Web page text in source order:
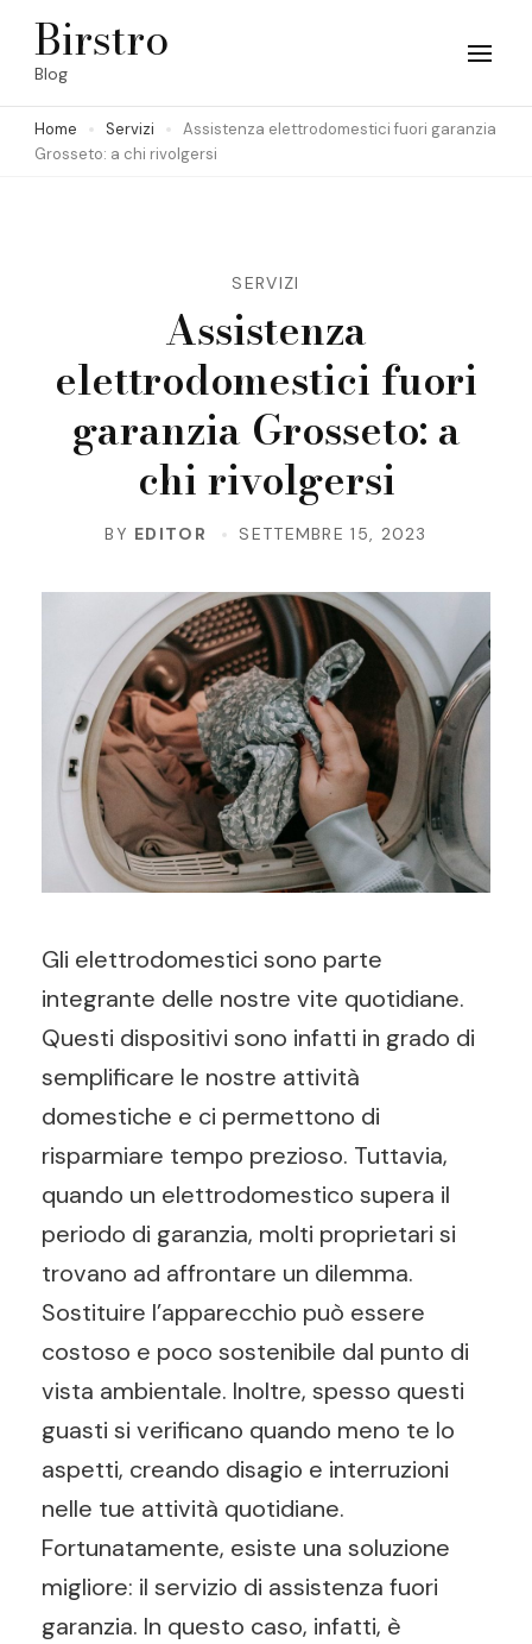
Skip
(Press
Birstro
Blog
Home Servizi
Assistenza elettrodomestici fuori garanzia
Grosseto: a chi rivolgersi
SERVIZI
Assistenza
elettrodomestici fuori
garanzia Grosseto: a
chi rivolgersi
BY EDITOR SETTEMBRE 15, 2023
Gli elettrodomestici sono parte
integrante delle nostre vite quotidiane.
Questi dispositivi sono infatti in grado di
semplificare le nostre attività
domestiche e ci permettono di
risparmiare tempo prezioso. Tuttavia,
quando un elettrodomestico supera il
periodo di garanzia, molti proprietari si
trovano ad affrontare un dilemma.
Sostituire l’apparecchio può essere
costoso e poco sostenibile dal punto di
vista ambientale. Inoltre, spesso questi
guasti si verificano quando meno te lo
aspetti, creando disagio e interruzioni
nelle tue attività quotidiane.
Fortunatamente, esiste una soluzione
migliore: il servizio di assistenza fuori
garanzia. In questo caso, infatti, è